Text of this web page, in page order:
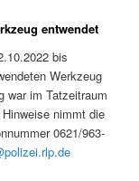
entwendet
bis
Werkzeug
war im Tatzeitraum
nimmt die
0621/963-